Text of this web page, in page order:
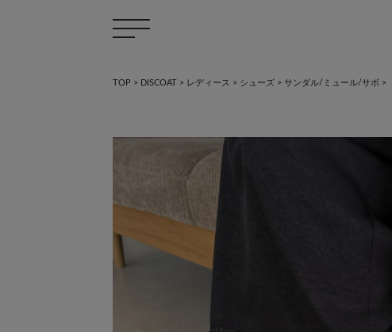
TOP > DISCOAT > レディース > シューズ > サンダル/ミュール/サボ >